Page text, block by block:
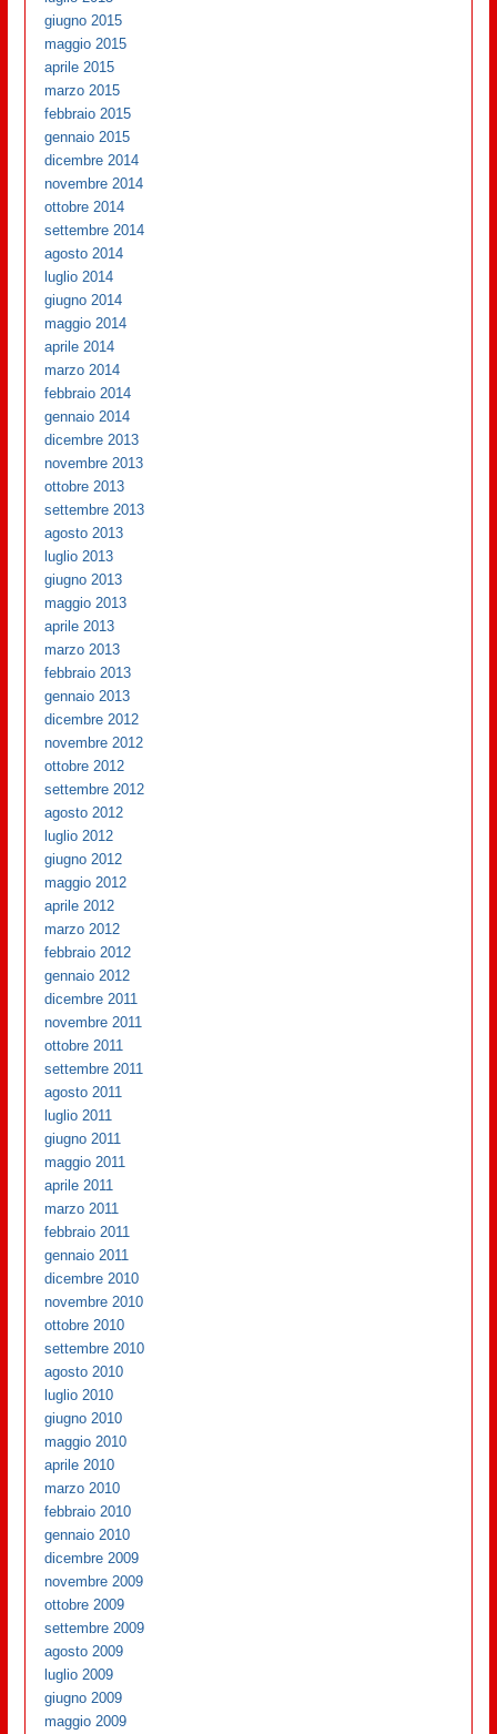
giugno 2015
maggio 2015
aprile 2015
marzo 2015
febbraio 2015
gennaio 2015
dicembre 2014
novembre 2014
ottobre 2014
settembre 2014
agosto 2014
luglio 2014
giugno 2014
maggio 2014
aprile 2014
marzo 2014
febbraio 2014
gennaio 2014
dicembre 2013
novembre 2013
ottobre 2013
settembre 2013
agosto 2013
luglio 2013
giugno 2013
maggio 2013
aprile 2013
marzo 2013
febbraio 2013
gennaio 2013
dicembre 2012
novembre 2012
ottobre 2012
settembre 2012
agosto 2012
luglio 2012
giugno 2012
maggio 2012
aprile 2012
marzo 2012
febbraio 2012
gennaio 2012
dicembre 2011
novembre 2011
ottobre 2011
settembre 2011
agosto 2011
luglio 2011
giugno 2011
maggio 2011
aprile 2011
marzo 2011
febbraio 2011
gennaio 2011
dicembre 2010
novembre 2010
ottobre 2010
settembre 2010
agosto 2010
luglio 2010
giugno 2010
maggio 2010
aprile 2010
marzo 2010
febbraio 2010
gennaio 2010
dicembre 2009
novembre 2009
ottobre 2009
settembre 2009
agosto 2009
luglio 2009
giugno 2009
maggio 2009